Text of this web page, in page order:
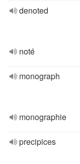
denoted
noté
monograph
monographie
precipices